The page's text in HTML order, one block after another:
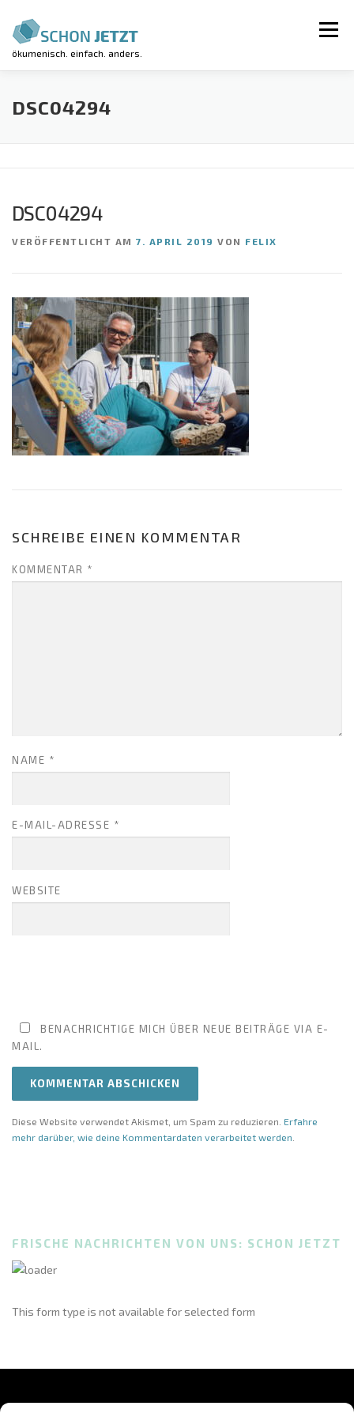
Inhalt
springen
ökumenisch. einfach. anders.
Menü
AKTUELLES
KIRCHE KUNTERBUNT
DSC04294
DSC04294
VERÖFFENTLICHT AM 7. APRIL 2019 VON FELIX
SCHREIBE EINEN KOMMENTAR
KOMMENTAR *
NAME *
E-MAIL-ADRESSE *
WEBSITE
BENACHRICHTIGE MICH ÜBER NEUE BEITRÄGE VIA E-
MAIL.
Diese Website verwendet Akismet, um Spam zu reduzieren. Erfahre
mehr darüber, wie deine Kommentardaten verarbeitet werden
FRISCHE NACHRICHTEN VON UNS: SCHON JETZT
This form type is not available for selected form